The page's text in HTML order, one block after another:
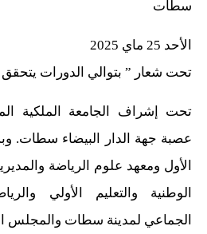
سطات
الأحد 25 ماي 2025
تحت شعار ” بتوالي الدورات يتحقق
تحت إشراف الجامعة الملكية
عصبة جهة الدار البيضاء سطات.
الأول ومعهد علوم الرياضة
الوطنية والتعليم الأولي
الجماعي لمدينة سطات والمجلس